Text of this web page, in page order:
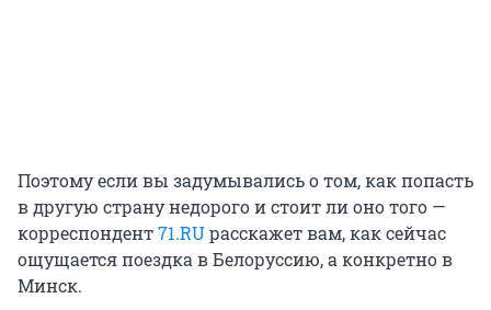
Поэтому если вы задумывались о том, как попасть
в другую страну недорого и стоит ли оно того —
корреспондент71.RUрасскажет вам, как сейчас
ощущается поездка в Белоруссию, а конкретно в
Минск.